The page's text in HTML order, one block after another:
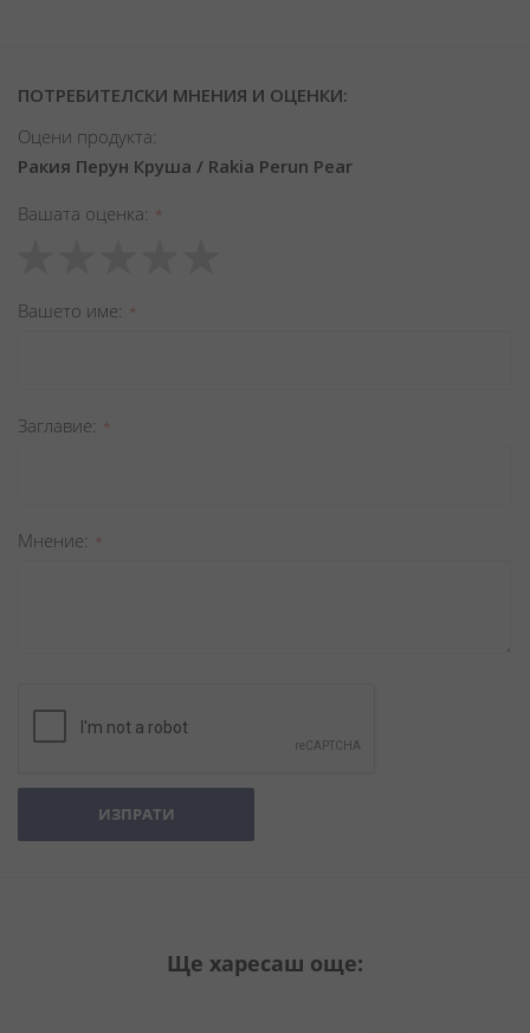
ПОТРЕБИТЕЛСКИ МНЕНИЯ И ОЦЕНКИ:
Оцени продукта:
Ракия Перун Круша / Rakia Perun Pear
Вашата оценка
star
stars
stars
stars
stars
Вашето име
Заглавиe
Мнение
ИЗПРАТИ
Ще харесаш още: